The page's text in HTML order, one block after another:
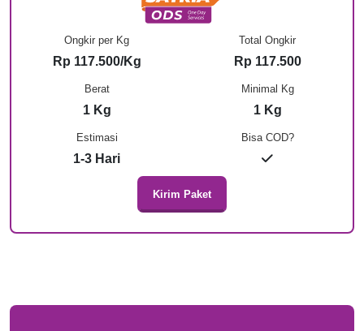
Bisa COD?
Ongkir per Kg
Rp 117.500/Kg
Total Ongkir
Rp 117.500
Berat
1 Kg
Minimal Kg
1 Kg
Estimasi
1-3 Hari
Kirim Paket